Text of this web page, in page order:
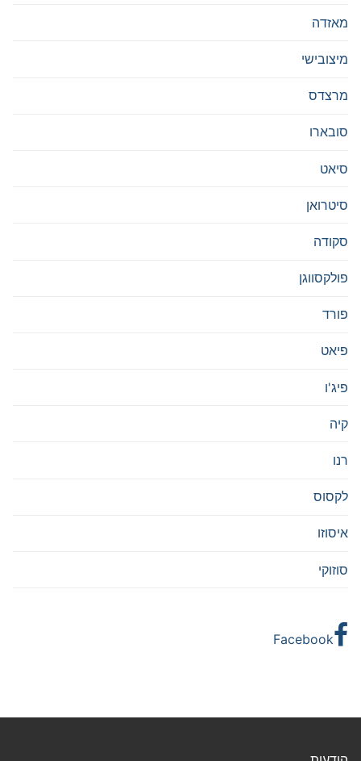
מאזדה
מיצובישי
מרצדס
סובארו
סיאט
סיטרואן
סקודה
פולקסווגן
פורד
פיאט
פיג'ו
קיה
רנו
לקסוס
איסוזו
סוזוקי
Facebook